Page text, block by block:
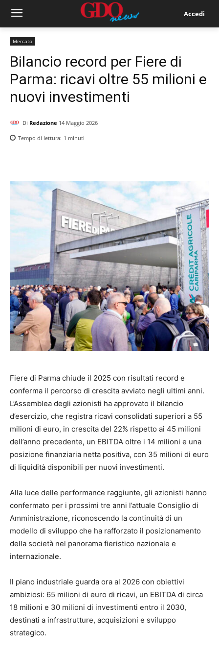
Accedi
Mercato
Bilancio record per Fiere di
Parma: ricavi oltre 55 milioni e
nuovi investimenti
Di Redazione 14 Maggio 2026
Tempo di lettura: 1 minuti
Fiere di Parma chiude il 2025 con risultati record e
conferma il percorso di crescita avviato negli ultimi anni.
L’Assemblea degli azionisti ha approvato il bilancio
d’esercizio, che registra ricavi consolidati superiori a 55
milioni di euro, in crescita del 22% rispetto ai 45 milioni
dell’anno precedente, un EBITDA oltre i 14 milioni e una
posizione finanziaria netta positiva, con 35 milioni di euro
di liquidità disponibili per nuovi investimenti.
Alla luce delle performance raggiunte, gli azionisti hanno
confermato per i prossimi tre anni l’attuale Consiglio di
Amministrazione, riconoscendo la continuità di un
modello di sviluppo che ha rafforzato il posizionamento
della società nel panorama fieristico nazionale e
internazionale.
Il piano industriale guarda ora al 2026 con obiettivi
ambiziosi: 65 milioni di euro di ricavi, un EBITDA di circa
18 milioni e 30 milioni di investimenti entro il 2030,
destinati a infrastrutture, acquisizioni e sviluppo
strategico.